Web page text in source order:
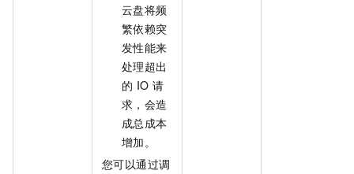
云盘将频
繁依赖突
发性能来
处理超出
的 IO 请
求，会造
成总成本
增加。
您可以通过调